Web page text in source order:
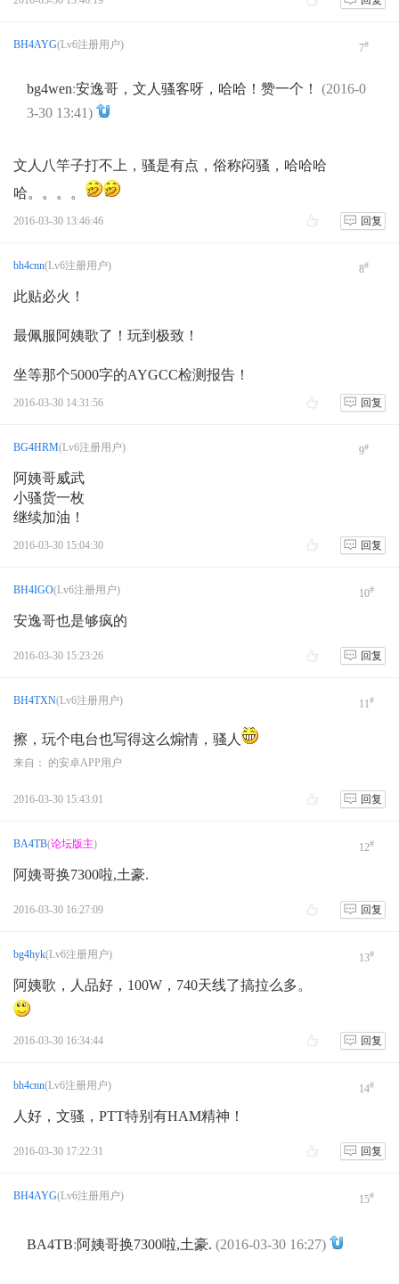
[ 此帖被BH4AYG在2016-03-30 13:23重新编辑 ]
BH4AYG(Lv6注册用户) 7#
bg4wen:安逸哥，文人骚客呀，哈哈！赞一个！
(2016-0
3-30 13:41)
文人八竿子打不上，骚是有点，俗称闷骚，哈哈哈
哈。。。。
2016-03-30 13:46:46 回复
bh4cnn(Lv6注册用户) 8#
此贴必火！
最佩服阿姨歌了！玩到极致！
坐等那个5000字的AYGCC检测报告！
2016-03-30 14:31:56 回复
BG4HRM(Lv6注册用户) 9#
阿姨哥威武
小骚货一枚
继续加油！
2016-03-30 15:04:30 回复
BH4IGO(Lv6注册用户) 10#
安逸哥也是够疯的
2016-03-30 15:23:26 回复
BH4TXN(Lv6注册用户) 11#
擦，玩个电台也写得这么煽情，骚人
来自： 的安卓APP用户
2016-03-30 15:43:01 回复
BA4TB(论坛版主) 12#
阿姨哥换7300啦,土豪.
2016-03-30 16:27:09 回复
bg4hyk(Lv6注册用户) 13#
阿姨歌，人品好，100W，740天线了搞拉么多。
2016-03-30 16:34:44 回复
bh4cnn(Lv6注册用户) 14#
人好，文骚，PTT特别有HAM精神！
2016-03-30 17:22:31 回复
BH4AYG(Lv6注册用户) 15#
BA4TB:阿姨哥换7300啦,土豪. (2016-03-30 16:27)